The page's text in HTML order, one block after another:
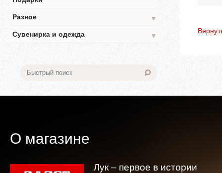
Разное
▼
Сувенирка и одежда
▼
О магазине
Лук – первое в истории